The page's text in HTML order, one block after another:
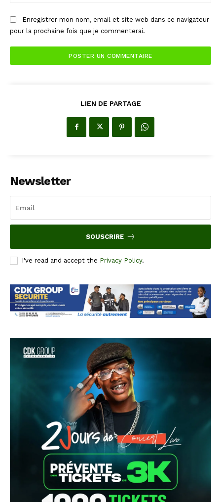
Enregistrer mon nom, email et site web dans ce navigateur
pour la prochaine fois que je commenterai.
LIEN DE PARTAGE
Newsletter
SOUSCRIRE
I've read and accept the Privacy Policy.